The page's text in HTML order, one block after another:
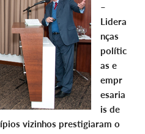
–
Lidera
nças
polític
as e
empr
esaria
is de
vizinhos prestigiaram o